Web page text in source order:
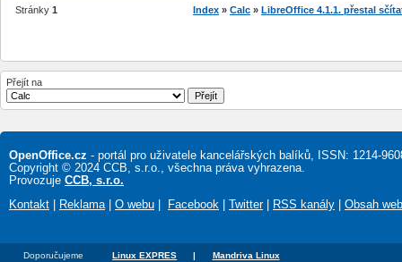
Stránky 1 Index » Calc » LibreOffice 4.1.1. přestal
Přejít na
OpenOffice.cz - portál pro uživatele kancelářských balíků, ISSN: 1214-
Copyright © 2024 CCB, s.r.o., všechna práva vyhrazena.
Provozuje CCB, s.r.o.
Kontakt
Reklama O webu Facebook Twitter| RSS kanály Obsah
Doporučujeme Linux EXPRES | Mandriva Linux